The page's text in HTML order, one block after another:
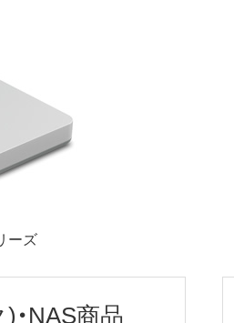
ーズ
NAS商品